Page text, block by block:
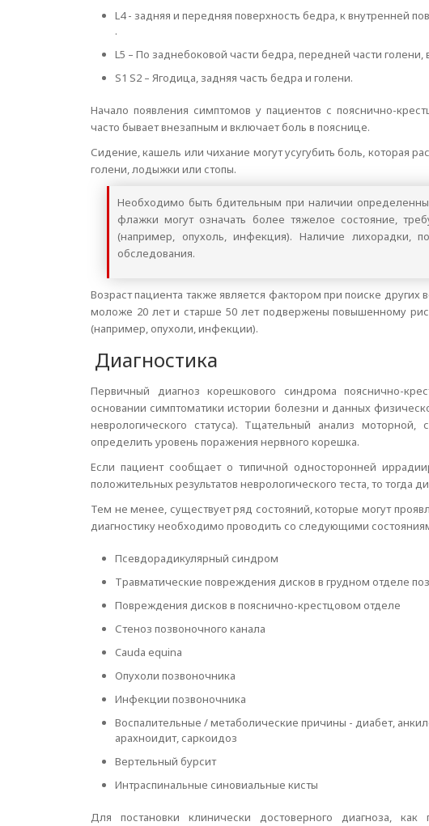
L4 - задняя и передняя поверхность бедра, к внутренней
.
L5 – По заднебоковой части бедра, передней части
S1 S2 – Ягодица, задняя часть бедра и голени.
Начало появления симптомов у пациентов с пояснично-
часто бывает внезапным и включает боль в пояснице.
Сидение, кашель или чихание могут усугубить боль, которая
голени, лодыжки или стопы.
Необходимо быть бдительным при наличии
флажки могут означать более тяжелое состояние,
(например, опухоль, инфекция). Наличие лихорадки,
обследования.
Возраст пациента также является фактором при поиске
моложе 20 лет и старше 50 лет подвержены повышенному
(например, опухоли, инфекции).
Диагностика
Первичный диагноз корешкового синдрома пояснично-
основании симптоматики истории болезни и данных
неврологического статуса). Тщательный анализ
определить уровень поражения нервного корешка.
Если пациент сообщает о типичной односторонней
положительных результатов неврологического теста, то тогда
Тем не менее, существует ряд состояний, которые могут
диагностику необходимо проводить со следующими
Псевдорадикулярный синдром
Травматические повреждения дисков в грудном отделе
Повреждения дисков в пояснично-крестцовом отделе
Стеноз позвоночного канала
Cauda equina
Опухоли позвоночника
Инфекции позвоночника
Воспалительные / метаболические причины - диабет,
арахноидит, саркоидоз
Вертельный бурсит
Интраспинальные синовиальные кисты
Для постановки клинически достоверного диагноза, как